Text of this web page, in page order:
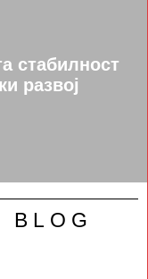
стабилност
развој
BLOG